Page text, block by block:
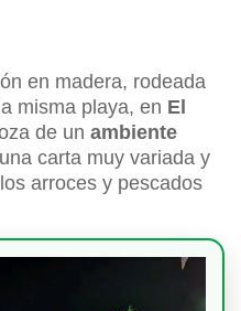
en madera, rodeada
misma playa, en El
de un ambiente
carta muy variada y
arroces y pescados